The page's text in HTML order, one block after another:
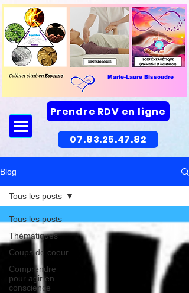
Marie-Laure Bissoudre
Prendre RDV en ligne
07.83.25.47.82
Blog
Tous les posts
Thématiques
Coups de coeur
Comprendre
pour agir en
conscience
Tous les posts